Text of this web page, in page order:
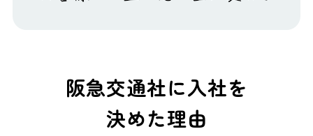
阪急交通社に入社を
決めた理由